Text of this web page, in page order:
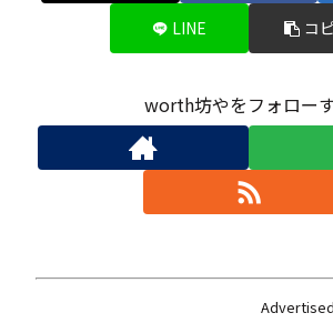
LINE コ
worth坊やをフォロー